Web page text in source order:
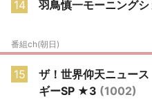
14 羽鳥慎一モーニング
番組ch(朝日)
15
ザ！世界仰天ニュー
ギーSP ★3 (1002)